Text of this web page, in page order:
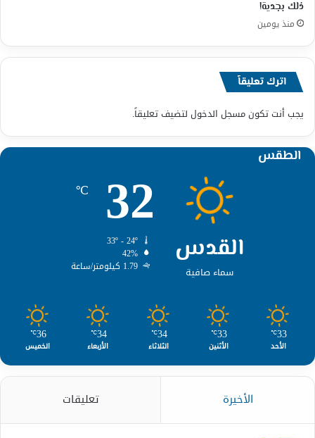
ذلك بجدية!
منذ يومين
اترك تعليقاً
يجب أنت تكونمسجل الدخول لتضيف تعليقاً.
الطقس
القدس
سماء صافية
32
℃
42%
1.79 كيلومتر/ساعة
33
℃
الأحد
33
℃
الأثنين
34
℃
الثلاثاء
34
℃
الأربعاء
36
℃
الخميس
الأخيرة تعليقات